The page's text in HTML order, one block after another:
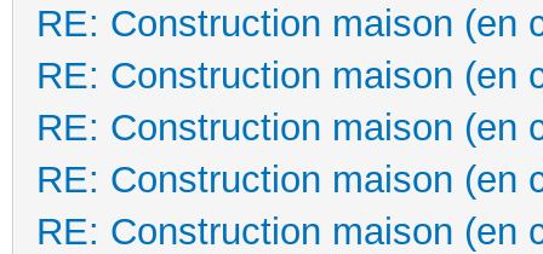
RE: Construction maison (en
RE: Construction maison (en
RE: Construction maison (en
RE: Construction maison (en
RE: Construction maison (en